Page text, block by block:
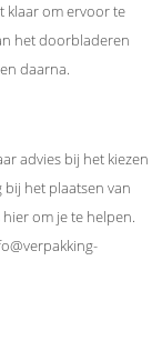
klaar om ervoor te
het doorbladeren
daarna.
advies bij het kiezen
het plaatsen van
om je te helpen.